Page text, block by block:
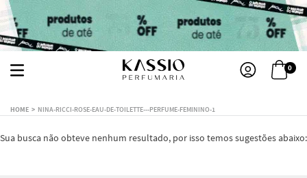
0
NINA-RICCI-ROSE-EAU-DE-TOILETTE---PERFUME-FEMININO-1
Sua busca não obteve nenhum resultado, por isso temos sugestões abaixo: